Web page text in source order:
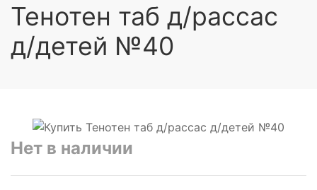
Тенотен таб д/рассас
д/детей №40
Нет в наличии